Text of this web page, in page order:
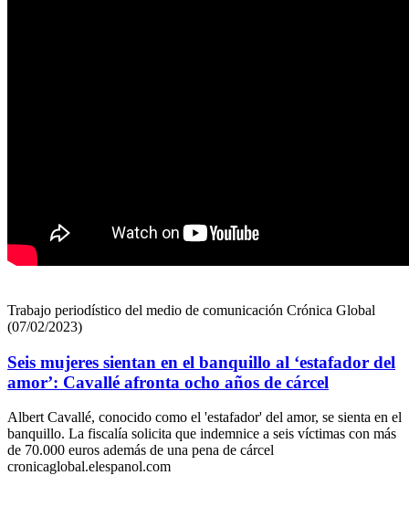
Trabajo periodístico del medio de comunicación Crónica Global
(07/02/2023)
Seis mujeres sientan en el banquillo al ‘estafador del
amor’: Cavallé afronta ocho años de cárcel
Albert Cavallé, conocido como el 'estafador' del amor, se sienta en el
banquillo. La fiscalía solicita que indemnice a seis víctimas con más
de 70.000 euros además de una pena de cárcel
cronicaglobal.elespanol.com